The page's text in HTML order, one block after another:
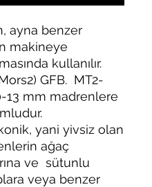
ayna benzer
makineye
kullanılır.
GFB. MT2-
13 mm madrenlere
yani yivsiz olan
ağaç
ve sütunlu
veya benzer